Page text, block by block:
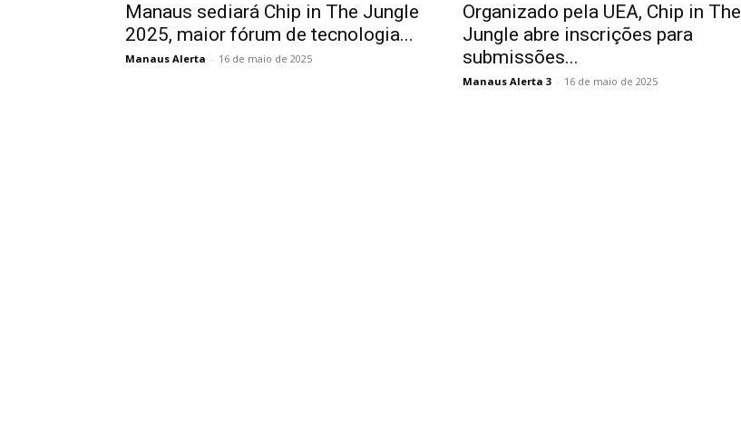
Manaus sediará Chip in The Jungle
2025, maior fórum de tecnologia...
Manaus Alerta - 16 de maio de 2025
Organizado pela UEA, Chip in The
Jungle abre inscrições para
submissões...
Manaus Alerta 3 - 16 de maio de 2025